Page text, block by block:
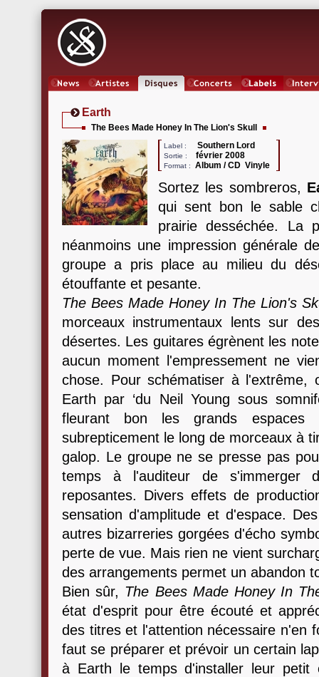
Earth
The Bees Made Honey In The Lion's Skull
Label : Southern Lord
Sortie : février 2008
Format : Album / CD Vinyle
Sortez les sombreros,
qui sent bon le sable
prairie desséchée. La
néanmoins une impression générale
groupe a pris place au milieu du
étouffante et pesante.
The Bees Made Honey In The Lion's
morceaux instrumentaux lents sur
désertes. Les guitares égrènent les
aucun moment l'empressement ne
chose. Pour schématiser à l'extrême,
Earth par ‘du Neil Young sous
fleurant bon les grands espaces
subrepticement le long de morceaux à
galop. Le groupe ne se presse pas
temps à l'auditeur de s'immerger
reposantes. Divers effets de
sensation d'amplitude et d'espace.
autres bizarreries gorgées d'écho
perte de vue. Mais rien ne vient
des arrangements permet un abandon
Bien sûr, The Bees Made Honey In
état d'esprit pour être écouté et
des titres et l'attention nécessaire n'en
faut se préparer et prévoir un certain
à Earth le temps d'installer leur